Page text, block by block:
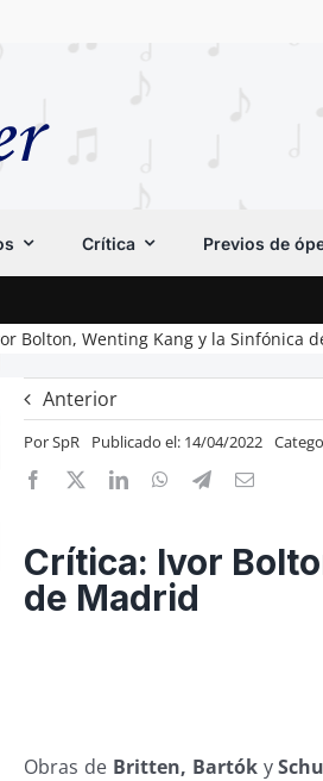
Crítica Previos de
Bolton, Wenting Kang y la Sinfónica
Anterior
PorSpR Publicado el: 14/04/2022
Crítica: Ivor
de Madrid
Obras de Britten, Bartóky